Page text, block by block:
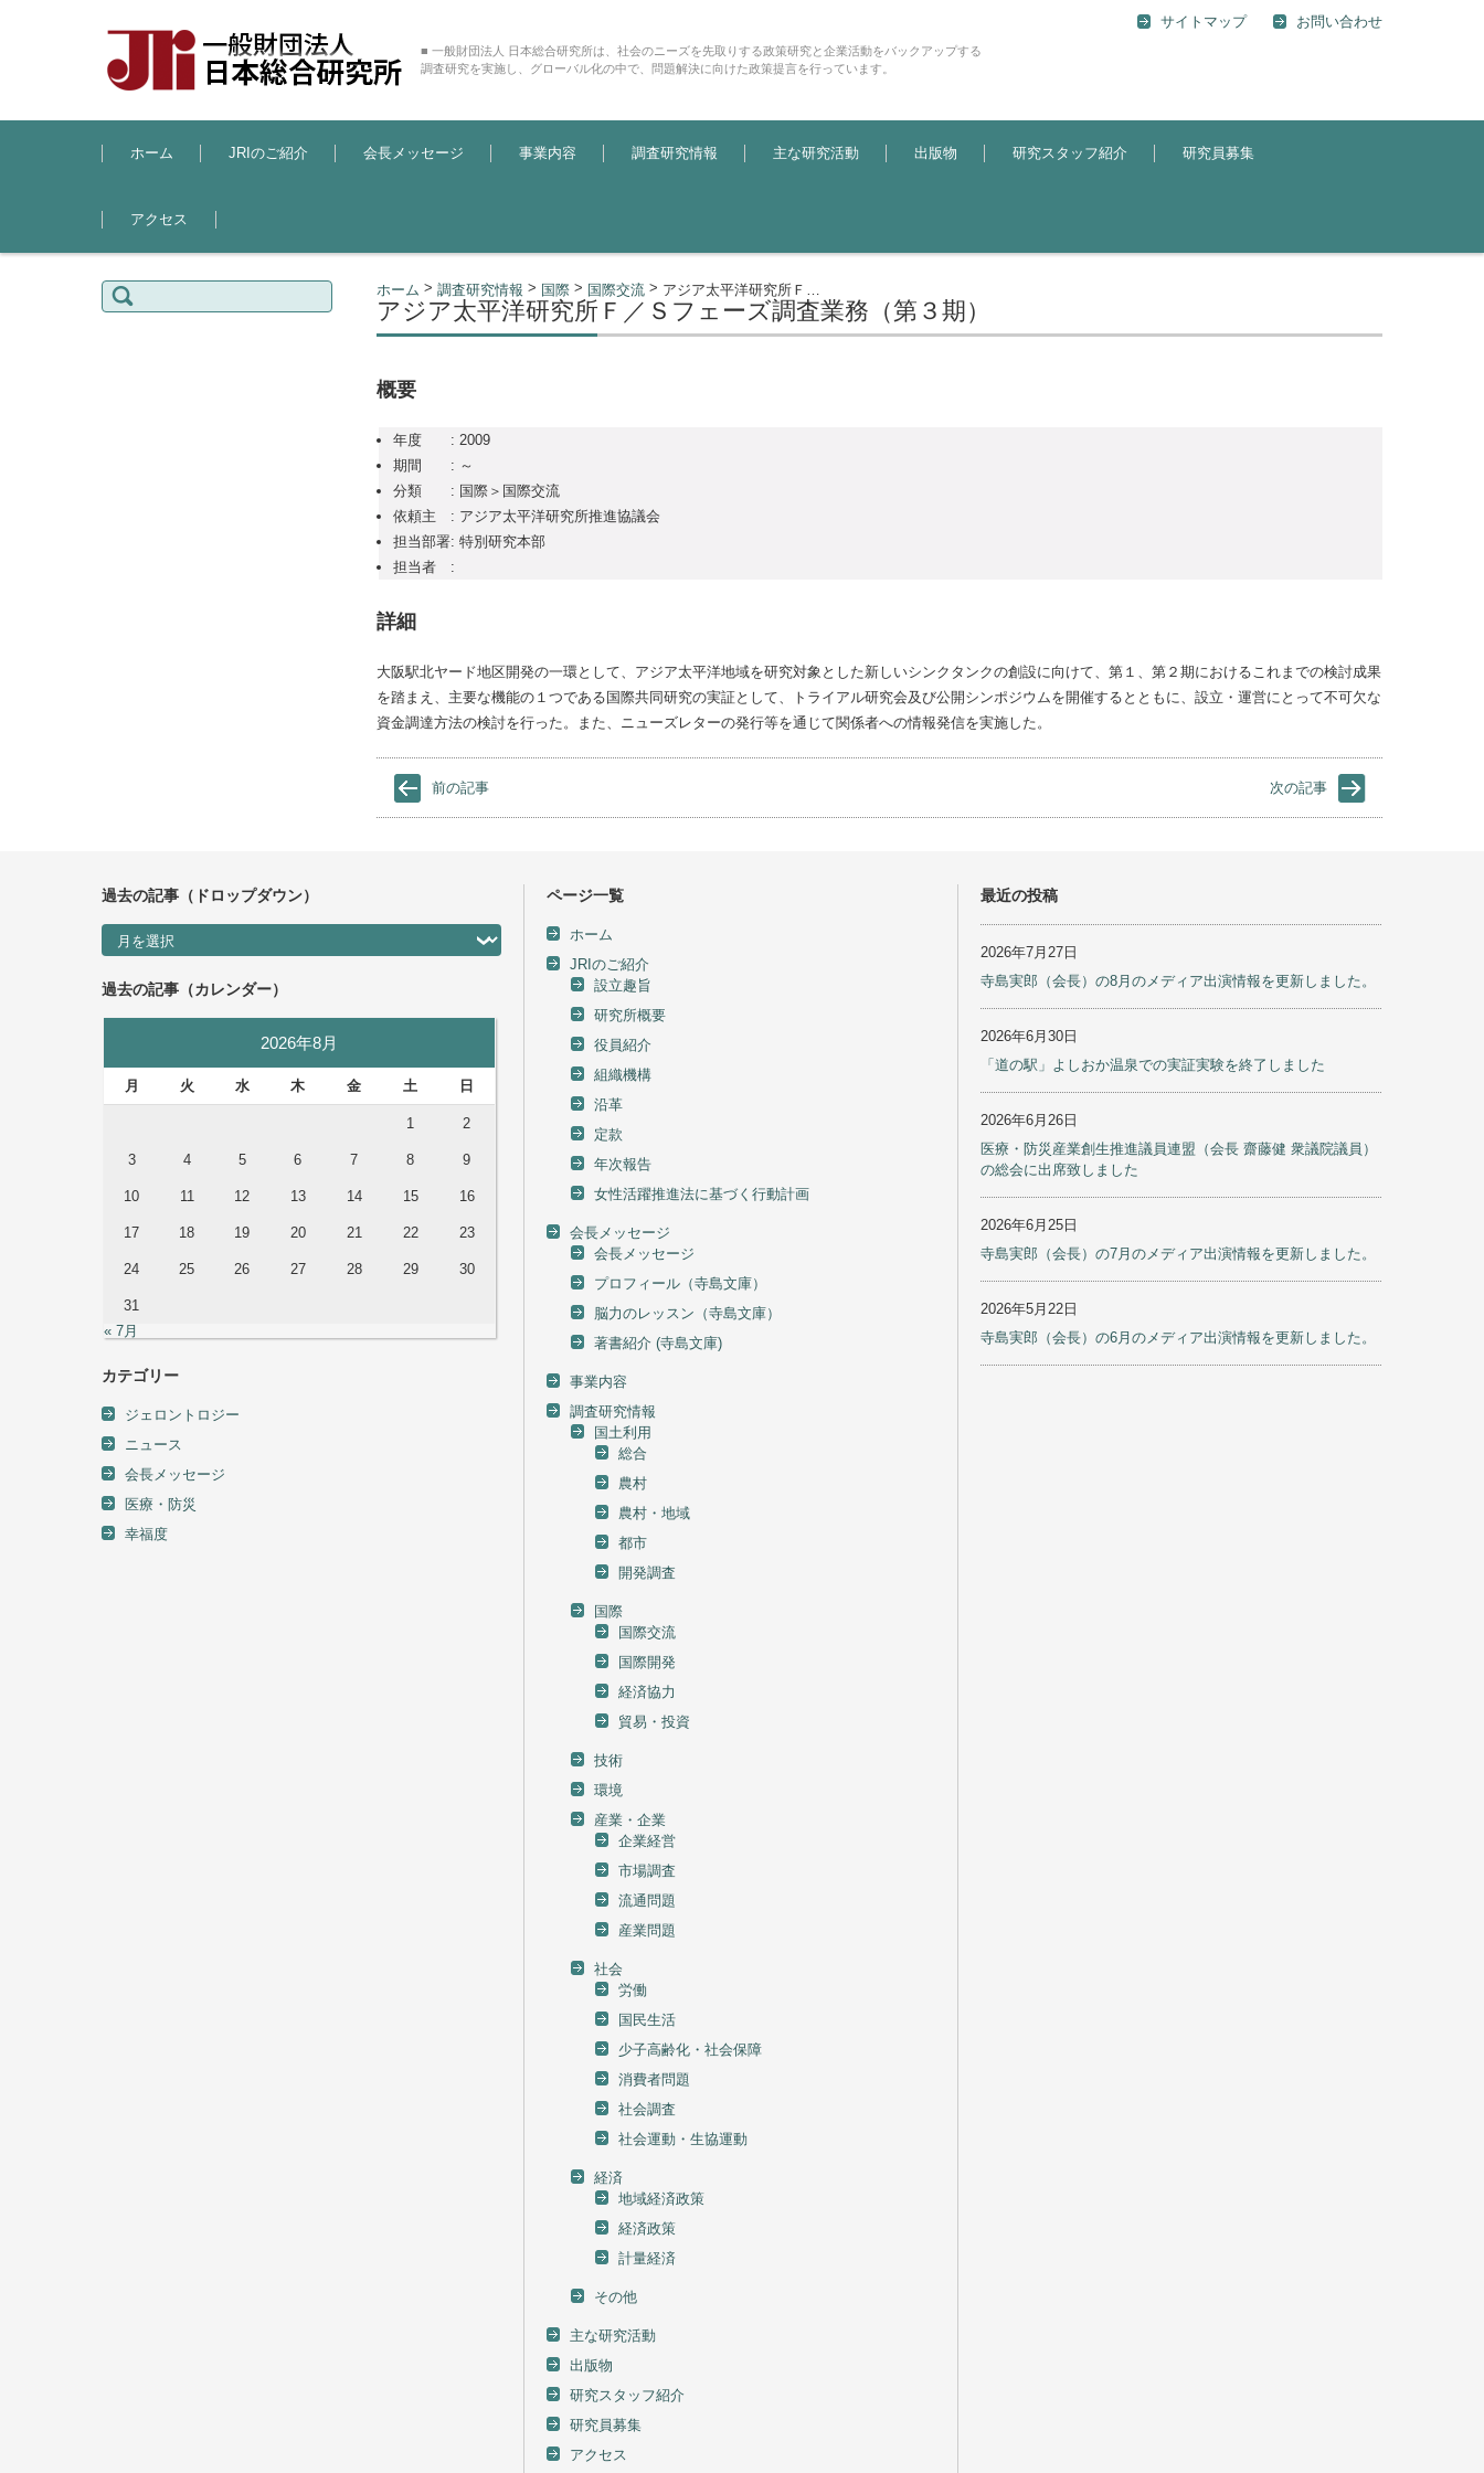
■ 一般財団法人 日本総合研究所は、社会のニーズを先取りする政策研究と企業活動をバックアップする
調査研究を実施し、グローバル化の中で、問題解決に向けた政策提言を行っています。
サイトマップ お問い合わせ
コンテンツに移動
ホーム
JRIのご紹介 会長メッセージ 事業内容 調査研究情報 主な研究活動 出版物 研究スタッフ紹介 研究員募集
アクセス
ホーム > 調査研究情報 > 国際> 国際交流 > アジア太平洋研究所Ｆ／Ｓフェーズ調査業務（第３期）
アジア太平洋研究所Ｆ／Ｓフェーズ調査業務（第３期）
概要
年度 : 2009
期間 : ～
分類 : 国際＞国際交流
依頼主 : アジア太平洋研究所推進協議会
担当部署: 特別研究本部
担当者 :
詳細
大阪駅北ヤード地区開発の一環として、アジア太平洋地域を研究対象とした新しいシンクタンクの創設に向けて、第１、第２期におけるこれまでの検討成果
を踏まえ、主要な機能の１つである国際共同研究の実証として、トライアル研究会及び公開シンポジウムを開催するとともに、設立・運営にとって不可欠な
資金調達方法の検討を行った。また、ニューズレターの発行等を通じて関係者への情報発信を実施した。
前の記事 次の記事
検索:
過去の記事（ドロップダウン）
過去の記事（ドロップダウン）
過去の記事（カレンダー）
2026年8月
月 火 水 木 金 土 日
1 2
3 4 5 6 7 8 9
10 11 12 13 14 15 16
17 18 19 20 21 22 23
24 25 26 27 28 29 30
31
« 7月
カテゴリー
ジェロントロジー
ニュース
会長メッセージ
医療・防災
幸福度
ページ一覧
ホーム
JRIのご紹介
設立趣旨
研究所概要
役員紹介
組織機構
沿革
定款
年次報告
女性活躍推進法に基づく行動計画
会長メッセージ
会長メッセージ
プロフィール（寺島文庫）
脳力のレッスン（寺島文庫）
著書紹介 (寺島文庫)
事業内容
調査研究情報
国土利用
総合
農村
農村・地域
都市
開発調査
国際
国際交流
国際開発
経済協力
貿易・投資
技術
環境
産業・企業
企業経営
市場調査
流通問題
産業問題
社会
労働
国民生活
少子高齢化・社会保障
消費者問題
社会調査
社会運動・生協運動
経済
地域経済政策
経済政策
計量経済
その他
主な研究活動
出版物
研究スタッフ紹介
研究員募集
アクセス
最近の投稿
2026年7月27日
寺島実郎（会長）の8月のメディア出演情報を更新しました。
2026年6月30日
「道の駅」よしおか温泉での実証実験を終了しました
2026年6月26日
医療・防災産業創生推進議員連盟（会長 齋藤健 衆議院議員）
の総会に出席致しました
2026年6月25日
寺島実郎（会長）の7月のメディア出演情報を更新しました。
2026年5月22日
寺島実郎（会長）の6月のメディア出演情報を更新しました。